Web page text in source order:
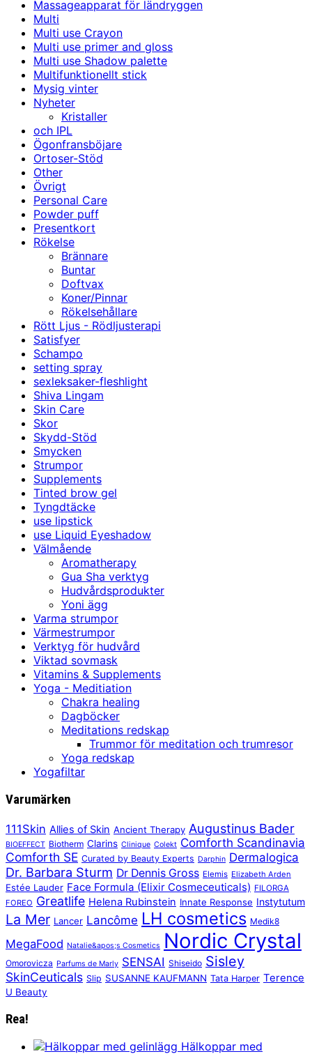
Massageapparat för ländryggen
Multi
Multi use Crayon
Multi use primer and gloss
Multi use Shadow palette
Multifunktionellt stick
Mysig vinter
Nyheter
Kristaller
och IPL
Ögonfransböjare
Ortoser-Stöd
Other
Övrigt
Personal Care
Powder puff
Presentkort
Rökelse
Brännare
Buntar
Doftvax
Koner/Pinnar
Rökelsehållare
Rött Ljus - Rödljusterapi
Satisfyer
Schampo
setting spray
sexleksaker-fleshlight
Shiva Lingam
Skin Care
Skor
Skydd-Stöd
Smycken
Strumpor
Supplements
Tinted brow gel
Tyngdtäcke
use lipstick
use Liquid Eyeshadow
Välmående
Aromatherapy
Gua Sha verktyg
Hudvårdsprodukter
Yoni ägg
Varma strumpor
Värmestrumpor
Verktyg för hudvård
Viktad sovmask
Vitamins & Supplements
Yoga - Meditiation
Chakra healing
Dagböcker
Meditations redskap
Trummor för meditation och trumresor
Yoga redskap
Yogafiltar
Varumärken
111Skin Allies of Skin Ancient Therapy Augustinus Bader
BIOEFFECT Biotherm Clarins Clinique Colekt Comforth Scandinavia
Comforth SE Curated by Beauty Experts Darphin Dermalogica
Dr. Barbara Sturm Dr Dennis Gross Elemis Elizabeth Arden
Estée Lauder Face Formula (Elixir Cosmeceuticals) FILORGA
FOREO Greatlife Helena Rubinstein Innate Response Instytutum
La Mer Lancer Lancôme LH cosmetics Medik8
MegaFood Natalie&apos;s Cosmetics Nordic Crystal
Omorovicza Parfums de Marly SENSAI Shiseido Sisley
SkinCeuticals Slip SUSANNE KAUFMANN Tata Harper Terence
U Beauty
Rea!
Hälkoppar med